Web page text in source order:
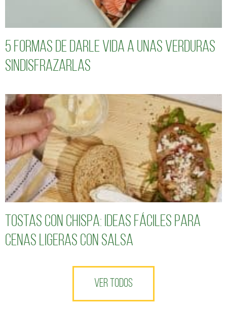
5 formas de darle vida a unas verduras
sindisfrazarlas
Tostas con chispa: ideas fáciles para
cenas ligeras con salsa
VER TODOS